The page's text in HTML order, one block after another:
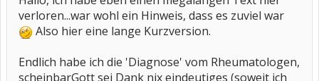
verloren...war wohl ein Hinweis, dass es zuviel war
Also hier eine lange Kurzversion.
Endlich habe ich die 'Diagnose' vom Rheumatologen,
scheinbarGott sei Dank nix eindeutiges (soweit ich